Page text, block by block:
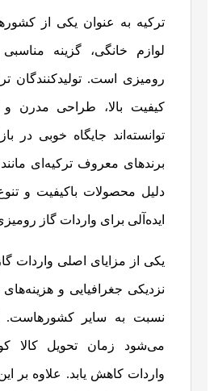
ترکیه به عنوان یکی از
لوازم خانگی، گزینه
رومیزی است. تولیدکنندگان
کیفیت بالا، طراحی مدرن و
توانسته‌اند جایگاه خوبی در
دلیل محصولات باکیفیت و
ایده‌آلی برای واردات گاز
یکی از مزایای اصلی واردات
نزدیکی جغرافیایی و
نسبت به سایر کشورهاست.
می‌شود زمان تحویل کالا
واردات کاهش یابد. علاوه بر